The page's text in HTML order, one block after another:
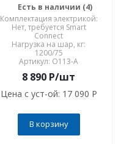
Есть в наличии (4)
Комплектация электрикой:
Нет, требуется Smart
Connect
Нагрузка на шар, кг:
1200/75
Артикул: O113-A
8 890 P/шт
Цена с уст-ой: 17 090 P
В корзину